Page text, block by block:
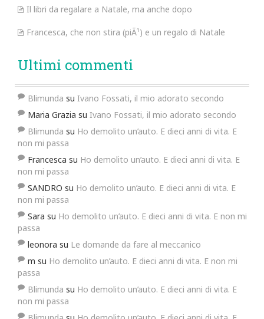
Il libri da regalare a Natale, ma anche dopo
Francesca, che non stira (piÃ¹) e un regalo di Natale
Ultimi commenti
Blimunda su Ivano Fossati, il mio adorato secondo
Maria Grazia su Ivano Fossati, il mio adorato secondo
Blimunda su Ho demolito un’auto. E dieci anni di vita. E
non mi passa
Francesca su Ho demolito un’auto. E dieci anni di vita. E
non mi passa
SANDRO su Ho demolito un’auto. E dieci anni di vita. E
non mi passa
Sara su Ho demolito un’auto. E dieci anni di vita. E non mi
passa
leonora su Le domande da fare al meccanico
m su Ho demolito un’auto. E dieci anni di vita. E non mi
passa
Blimunda su Ho demolito un’auto. E dieci anni di vita. E
non mi passa